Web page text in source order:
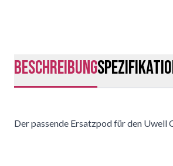
Beschreibung
Der passende Ersatzpod für den Uwell